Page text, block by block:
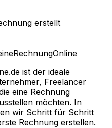
erstellt
ist der ideale
Freelancer
eine Rechnung
möchten. In
wir Schritt für Schritt
Rechnung erstellen.